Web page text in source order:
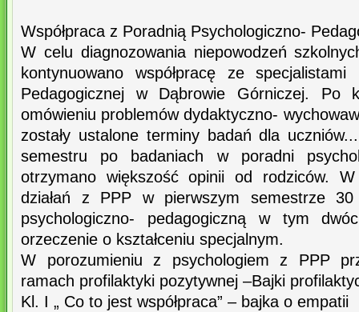
Współpraca z Poradnią Psychologiczno-
W celu diagnozowania niepowodzeń
kontynuowano współpracę ze specjalistami
Pedagogicznej w Dąbrowie Górniczej. Po
omówieniu problemów dydaktyczno-
zostały ustalone terminy badań dla
semestru po badaniach w poradni
otrzymano większość opinii od rodziców.
działań z PPP w pierwszym semestrze
psychologiczno- pedagogiczną w tym
orzeczenie o kształceniu specjalnym.
W porozumieniu z psychologiem z PPP
ramach profilaktyki pozytywnej –Bajki
Kl. I „ Co to jest współpraca” – bajka o empatii